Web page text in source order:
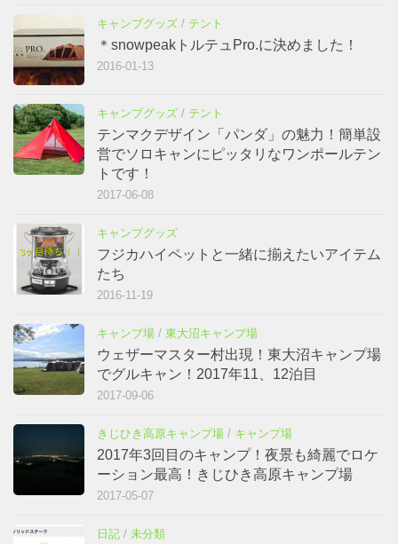
キャンプグッズ / テント
＊snowpeakトルテュPro.に決めました！
2016-01-13
キャンプグッズ / テント
テンマクデザイン「パンダ」の魅力！簡単設
営でソロキャンにピッタリなワンポールテン
トです！
2017-06-08
キャンプグッズ
フジカハイペットと一緒に揃えたいアイテム
たち
2016-11-19
キャンプ場 / 東大沼キャンプ場
ウェザーマスター村出現！東大沼キャンプ場
でグルキャン！2017年11、12泊目
2017-09-06
きじひき高原キャンプ場 / キャンプ場
2017年3回目のキャンプ！夜景も綺麗でロケ
ーション最高！きじひき高原キャンプ場
2017-05-07
日記 / 未分類